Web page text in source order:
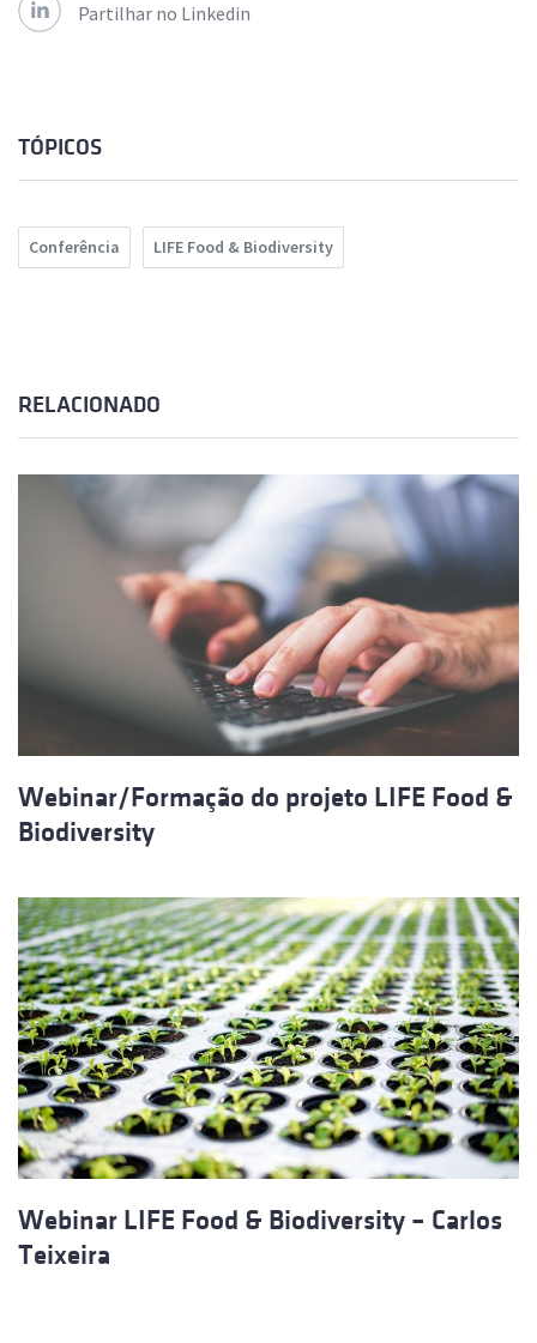
Partilhar no Linkedin
TÓPICOS
Conferência LIFE Food & Biodiversity
RELACIONADO
Webinar/Formação do projeto LIFE Food &
Biodiversity
Webinar LIFE Food & Biodiversity – Carlos
Teixeira